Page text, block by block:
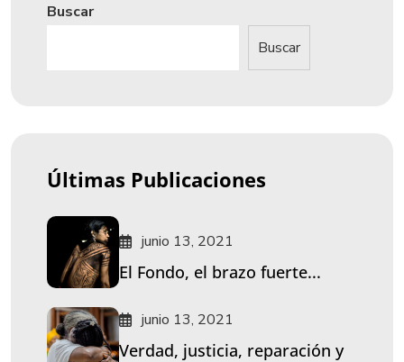
Buscar
Buscar
Últimas Publicaciones
junio 13, 2021
El Fondo, el brazo fuerte...
junio 13, 2021
Verdad, justicia, reparación y